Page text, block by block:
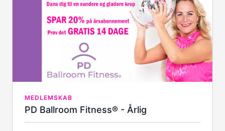
Træn hjemme, når det passer dig, med en af
Europas bedste instruktører
Opdelt i tre niveauer: Siddende, stående med
støtte og gående
Over 30 danselektioner i forskellige tempi,
stilarter og rytmer
Løbende nye dansevideoer
Omfattende opvarmningsprogram,
Invitation til vores eksklusive fællesskab, hvor vi
engagerer os direkte med vores medlemmer
Mulighed for at streame dansevideoer via
MEDLEMSKAB
PD Ballroom Fitness® - Årlig